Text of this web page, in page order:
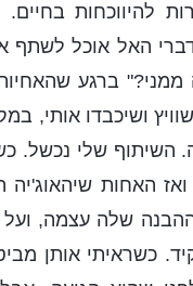
להיווכחות
האל אוכל לשתף
ברגע
ושיכבדו אותי,
שלי נכשל.
האחות
וההבנה שלה עצמה,
כשראיתי אותן